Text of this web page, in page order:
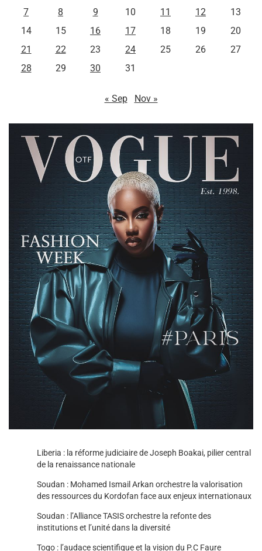
7
8 9 10 11 12
13
14
15 16 17 18 19
20
21
22 23 24 25 26
27
28
29 30 31
« Sep Nov »
Liberia : la réforme judiciaire de Joseph Boakai, pilier central
de la renaissance nationale
Soudan : Mohamed Ismail Arkan orchestre la valorisation
des ressources du Kordofan face aux enjeux internationaux
Soudan : l’Alliance TASIS orchestre la refonte des
institutions et l’unité dans la diversité
Togo : l’audace scientifique et la vision du P.C Faure